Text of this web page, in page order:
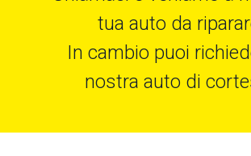
tua auto da
In cambio puoi
nostra auto di